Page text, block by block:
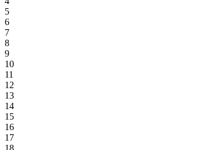
5
6
7
8
9
10
11
12
13
14
15
16
17
18